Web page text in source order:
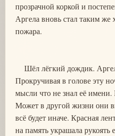
прозрачной коркой и
Аргела вновь стал таким же
пожара.
Шёл лёгкий дождик.
Прокручивая в голове эту
мысли что не знал её
Может в другой жизни они
всё будет иначе. Красная
на память украшала